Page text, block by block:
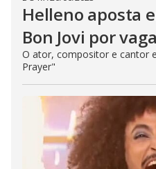
Helleno aposta
Bon Jovi por
O ator, compositor e cantor
Prayer"